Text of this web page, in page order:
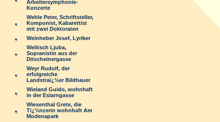
Arbeitersymphonie-
Konzerte
Wehle Peter, Schriftsteller,
Komponist, Kabarettist
mit zwei Doktoraten
Weinheber Josef, Lyriker
Welitsch Ljuba,
Sopranistin aus der
Ditscheinergasse
Weyr Rudolf, der
erfolgreiche
Landstraï¿½er Bildhauer
Wieland Guido, wohnhaft
in der Eslarngasse
Wiesenthal Grete, die
Tï¿½nzerin wohnhaft Am
Modenapark